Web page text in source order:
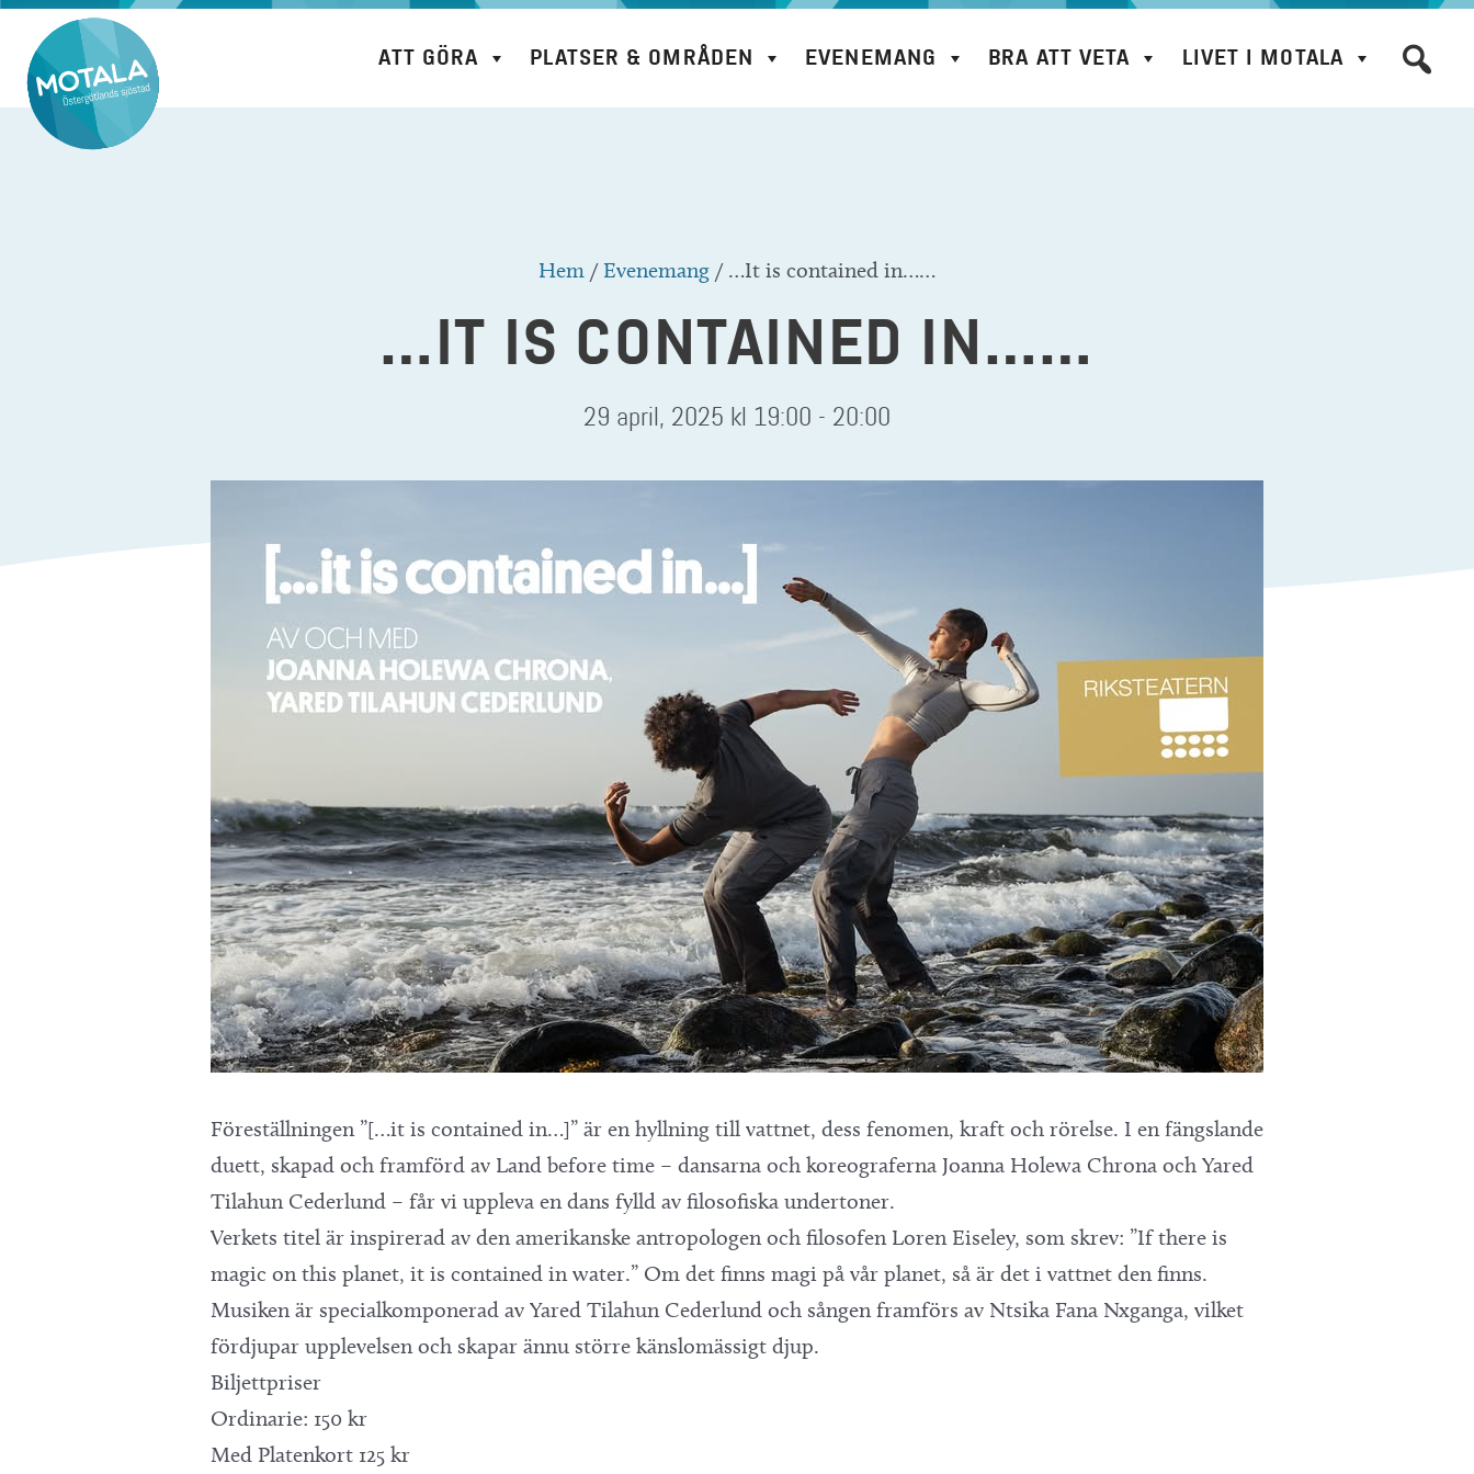
Hoppa
innehåll
ATT GÖRA PLATSER & OMRÅDEN EVENEMANG BRA ATT VETA LIVET I MOTALA
Hem /Evenemang / …It is contained in……
…IT IS CONTAINED IN……
29 april, 2025 kl 19:00 - 20:00
Föreställningen ”[…it is contained in…]” är en hyllning till vattnet, dess fenomen, kraft och rörelse. I en fängslande
duett, skapad och framförd av Land before time – dansarna och koreograferna Joanna Holewa Chrona och Yared
Tilahun Cederlund – får vi uppleva en dans fylld av filosofiska undertoner.
Verkets titel är inspirerad av den amerikanske antropologen och filosofen Loren Eiseley, som skrev: ”If there is
magic on this planet, it is contained in water.” Om det finns magi på vår planet, så är det i vattnet den finns.
Musiken är specialkomponerad av Yared Tilahun Cederlund och sången framförs av Ntsika Fana Nxganga, vilket
fördjupar upplevelsen och skapar ännu större känslomässigt djup.
Biljettpriser
Ordinarie: 150 kr
Med Platenkort 125 kr